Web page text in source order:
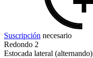
Suscripción necesario
Redondo 2
Estocada lateral (alternando)